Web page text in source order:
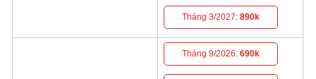
Tháng 3/2027:890k
Tháng 9/2026:690k